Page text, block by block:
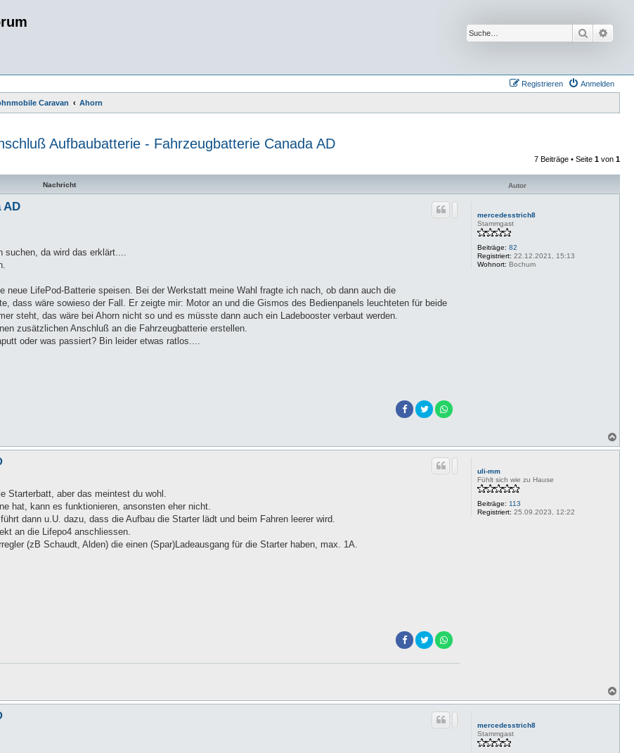
Suche
Anmelden
Registrieren
Caravan
Ahorn
Aufbaubatterie - Fahrzeugbatterie Canada AD
7 Beiträge • Seite 1 von 1
Nachricht Autor
mercedesstrich8
Stammgast
Beiträge: 82
Registriert: 22.12.2021, 15:13
Wohnort: Bochum
AD
suchen, da wird das erklärt....
LifePod-Batterie speisen. Bei der Werkstatt meine Wahl fragte ich nach, ob dann auch die
dass wäre sowieso der Fall. Er zeigte mir: Motor an und die Gismos des Bedienpanels leuchteten für beide
steht, das wäre bei Ahorn nicht so und es müsste dann auch ein Ladebooster verbaut werden.
zusätzlichen Anschluß an die Fahrzeugbatterie erstellen.
oder was passiert? Bin leider etwas ratlos....
a
uli-mm
Fühlt sich wie zu Hause
Beiträge: 113
Registriert: 25.09.2023, 12:22
Starterbatt, aber das meintest du wohl.
hat, kann es funktionieren, ansonsten eher nicht.
dann u.U. dazu, dass die Aufbau die Starter lädt und beim Fahren leerer wird.
an die Lifepo4 anschliessen.
(zB Schaudt, Alden) die einen (Spar)Ladeausgang für die Starter haben, max. 1A.
a
mercedesstrich8
Stammgast